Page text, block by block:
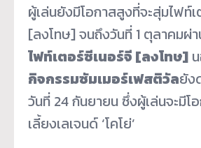
ผู้เล่นยังมีโอกาสสูงที่จะสุ่มไฟท์
[ลงโทษ] จนถึงวันที่ 1 ตุลาคมผ่
ไฟท์เตอร์ซีเนอร์จี [ลงโทษ]
กิจกรรมซัมเมอร์เฟสติวัลยัง
วันที่ 24 กันยายน ซึ่งผู้เล่นจะมีโ
เลี้ยงเลเจนด์ ‘โคโย่’